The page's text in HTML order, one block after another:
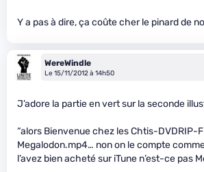
Y a pas à dire, ça coûte cher le pinard de
WereWindle
Le 15/11/2012 à 14h50
J’adore la partie en vert sur la seconde
“alors Bienvenue chez les Chtis-DVDRIP-
Megalodon.mp4… non on le compte
l’avez bien acheté sur iTune n’est-ce pas